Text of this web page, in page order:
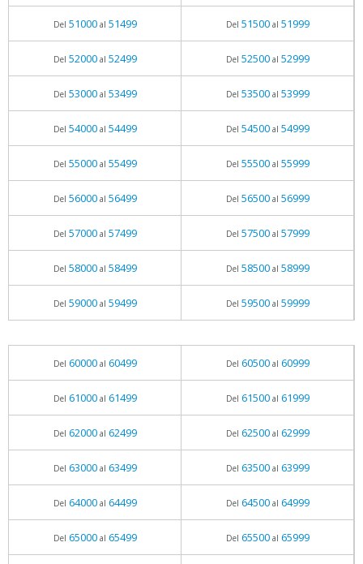
Del 51000al 51499 Del 51500al 51999
Del 52000al 52499 Del 52500al 52999
Del 53000al 53499 Del 53500al 53999
Del 54000al 54499 Del 54500al 54999
Del 55000al 55499 Del 55500al 55999
Del 56000al 56499 Del 56500al 56999
Del 57000al 57499 Del 57500al 57999
Del 58000al 58499 Del 58500al 58999
Del 59000al 59499 Del 59500al 59999
Del 60000al 60499 Del 60500al 60999
Del 61000al 61499 Del 61500al 61999
Del 62000al 62499 Del 62500al 62999
Del 63000al 63499 Del 63500al 63999
Del 64000al 64499 Del 64500al 64999
Del 65000al 65499 Del 65500al 65999